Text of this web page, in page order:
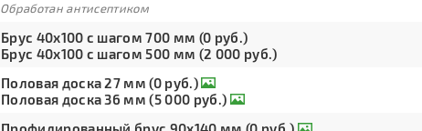
Обработан антисептиком
Брус 40х100 с шагом 700 мм (0 руб.)
Брус 40х100 с шагом 500 мм (2 000 руб.)
Половая доска 27 мм (0 руб.)
Половая доска 36 мм (5 000 руб.)